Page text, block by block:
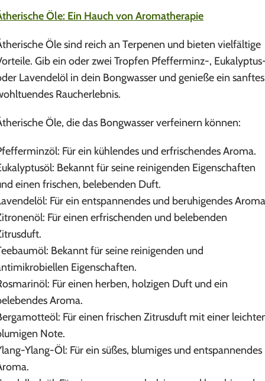
Öle: Ein Hauch von Aromatherapie
Öle sind reich an Terpenen und bieten vielfältige
Gib ein oder zwei Tropfen Pfefferminz-,
Lavendelöl in dein Bongwasser und genieße ein
Raucherlebnis.
Öle, die das Bongwasser verfeinern können:
Für ein kühlendes und erfrischendes Aroma.
Bekannt für seine reinigenden Eigenschaften
einen frischen, belebenden Duft.
Für ein entspannendes und beruhigendes
Für einen erfrischenden und belebenden
Bekannt für seine reinigenden und
Eigenschaften.
Für einen herben, holzigen Duft und ein
Aroma.
Für einen frischen Zitrusduft mit einer
Note.
Ylang-Öl: Für ein süßes, blumiges und entspannendes